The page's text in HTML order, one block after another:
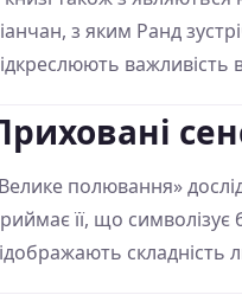
з яким Ранд
важливість
полювання»
її, що
складність